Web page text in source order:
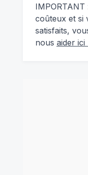
coûteux et si
satisfaits,
nous aider